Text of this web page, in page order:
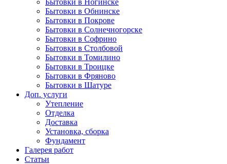
Бытовки в Ногинске
Бытовки в Обнинске
Бытовки в Покрове
Бытовки в Солнечногорске
Бытовки в Софрино
Бытовки в Столбовой
Бытовки в Томилино
Бытовки в Троицке
Бытовки в Фряново
Бытовки в Шатуре
Доп. услуги
Утепление
Отделка
Доставка
Установка, сборка
Фундамент
Галерея работ
Статьи